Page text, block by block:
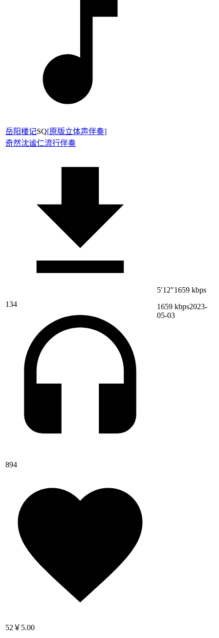
岳阳楼记SQ[原版立体声伴奏]
奇然沈谧仁流行伴奏
134
894
52 ￥5.00
5′12″1659 kbps
1659 kbps2023-
05-03